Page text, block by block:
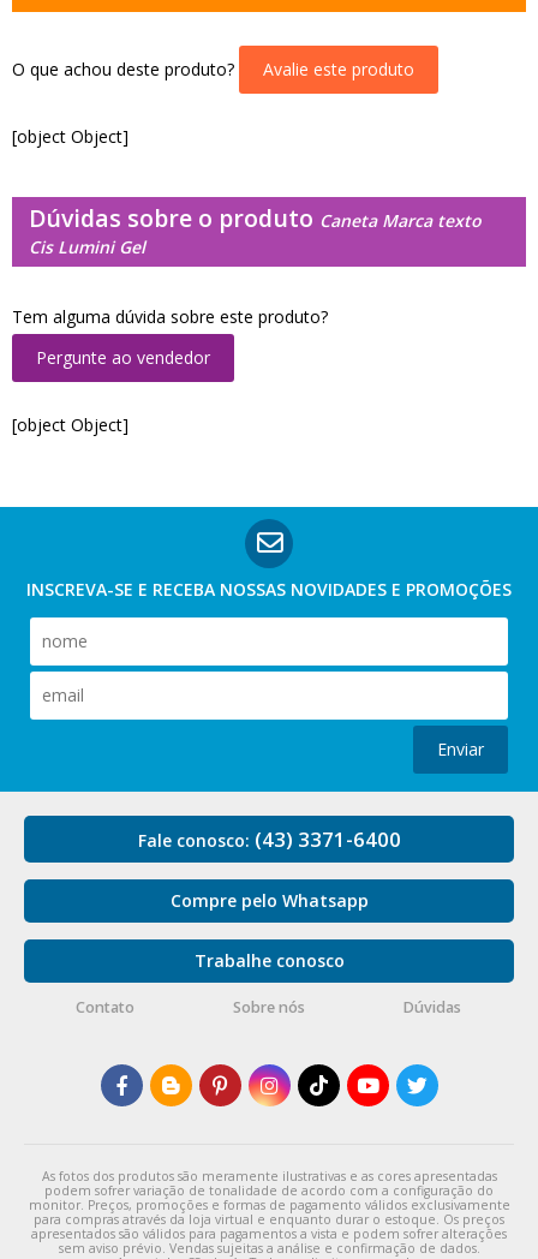
O que achou deste produto? Avalie este produto
[object Object]
Dúvidas sobre o produto Caneta Marca texto
Cis Lumini Gel
Tem alguma dúvida sobre este produto?
Pergunte ao vendedor
[object Object]
INSCREVA-SE E RECEBA NOSSAS NOVIDADES E PROMOÇÕES
Enviar
Fale conosco: (43) 3371-6400
Compre pelo Whatsapp
Trabalhe conosco
Contato Sobre nós Dúvidas
As fotos dos produtos são meramente ilustrativas e as cores apresentadas
podem sofrer variação de tonalidade de acordo com a configuração do
monitor. Preços, promoções e formas de pagamento válidos exclusivamente
para compras através da loja virtual e enquanto durar o estoque. Os preços
apresentados são válidos para pagamentos a vista e podem sofrer alterações
sem aviso prévio. Vendas sujeitas a análise e confirmação de dados.